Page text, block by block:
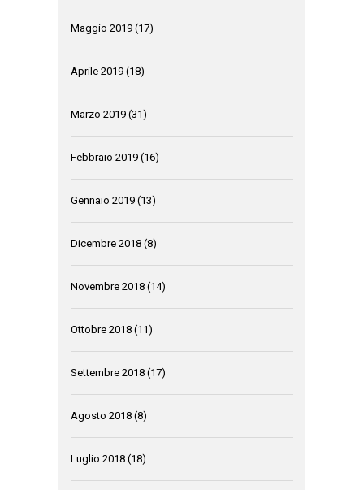
Maggio 2019 (17)
Aprile 2019 (18)
Marzo 2019 (31)
Febbraio 2019 (16)
Gennaio 2019 (13)
Dicembre 2018 (8)
Novembre 2018 (14)
Ottobre 2018 (11)
Settembre 2018 (17)
Agosto 2018 (8)
Luglio 2018 (18)